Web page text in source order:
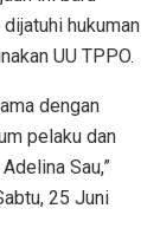
hukuman
UU TPPO.
dengan
pelaku dan
Sau,”
25 Juni